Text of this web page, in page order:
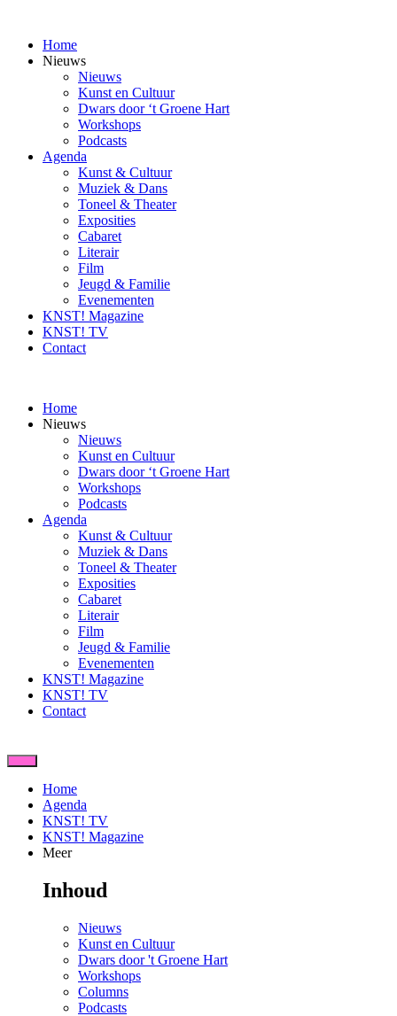
inhoudHome
Nieuws
Nieuws
Kunst en Cultuur
Dwars door ‘t Groene Hart
Workshops
Podcasts
Agenda
Kunst & Cultuur
Muziek & Dans
Toneel & Theater
Exposities
Cabaret
Literair
Film
Jeugd & Familie
Evenementen
KNST! Magazine
KNST! TV
Contact
Home
Nieuws
Nieuws
Kunst en Cultuur
Dwars door ‘t Groene Hart
Workshops
Podcasts
Agenda
Kunst & Cultuur
Muziek & Dans
Toneel & Theater
Exposities
Cabaret
Literair
Film
Jeugd & Familie
Evenementen
KNST! Magazine
KNST! TV
Contact
Home
Agenda
KNST! TV
KNST! Magazine
Meer
Inhoud
Nieuws
Kunst en Cultuur
Dwars door 't Groene Hart
Workshops
Columns
Podcasts